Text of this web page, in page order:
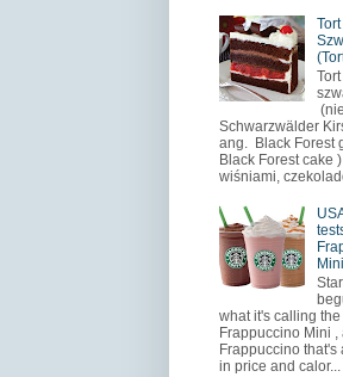
Tort
Tort
Schwarzwälder
ang. Black Forest
Black Forest cake
wiśniami,
Mini
what it's calling the
Frappuccino Mini ,
Frappuccino that's
in price and calor...